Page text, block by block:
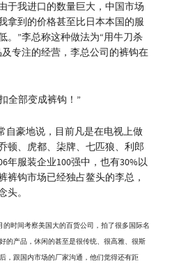
于我进口的数量巨大，中国市场
拿到的价格甚至比日本本国的服
。”李总称这种做法为“用牛刀杀
专注的经营，李总公司的裤钩在
全部变成裤钩！”
自豪地说，目前凡是在电视上做
顿、虎都、柒牌、七匹狼、利郎
年服装企业100强中，也有30%以
裤钩市场已经独占鳌头的李总，
。
时间考察美国大的百货公司，拍了很多国际名
的产品，休闲的甚至是很传统、很高雅、很斯
，跟国内市场的厂家沟通，他们觉得还有距